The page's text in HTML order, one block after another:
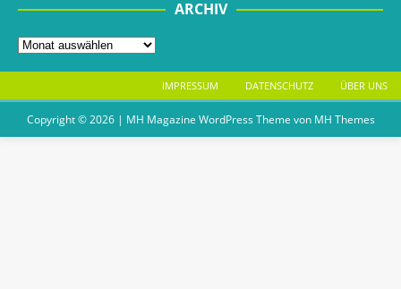
ARCHIV
IMPRESSUM DATENSCHUTZ ÜBER UNS
Copyright © 2026 | MH Magazine WordPress Theme von MH Themes